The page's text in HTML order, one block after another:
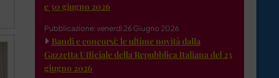
e 30 giugno 2026
Pubblicazione: venerdì 26 Giugno 2026
Bandi e concorsi: le ultime novità dalla
Gazzetta Ufficiale della Repubblica Italiana del 23
giugno 2026